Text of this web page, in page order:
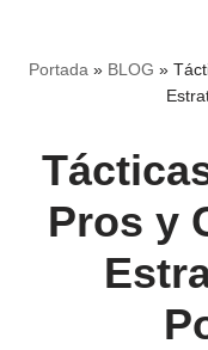
Portada » BLOG »
Pros y